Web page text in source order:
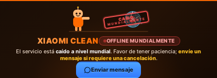
CAÍDO
MUNDIALMENTE
XIAOMI CLEAN OFFLINE MUNDIALMENTE
El servicio está caído a nivel mundial. Favor de tener paciencia; envíe un
mensaje si requiere una cancelación.
Enviar mensaje